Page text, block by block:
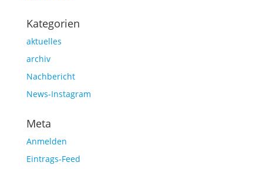
Kategorien
aktuelles
archiv
Nachbericht
News-Instagram
Meta
Anmelden
Eintrags-Feed